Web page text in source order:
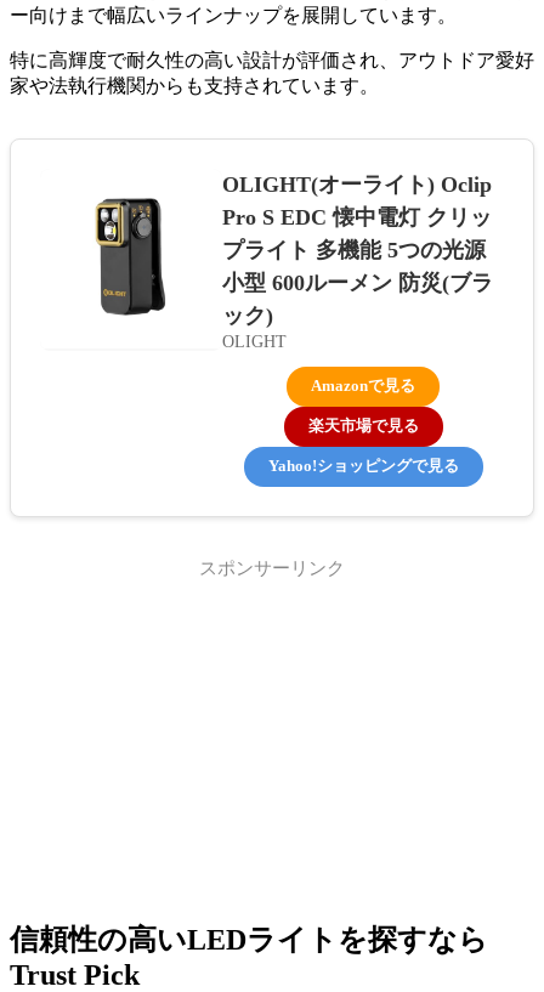
ー向けまで幅広いラインナップを展開しています。
特に高輝度で耐久性の高い設計が評価され、アウトドア愛好
家や法執行機関からも支持されています。
OLIGHT(オーライト) Oclip
Pro S EDC 懐中電灯 クリッ
プライト 多機能 5つの光源
小型 600ルーメン 防災(ブラ
ック)
OLIGHT
Amazonで見る
楽天市場で見る
Yahoo!ショッピングで見る
スポンサーリンク
信頼性の高いLEDライトを探すなら
Trust Pick